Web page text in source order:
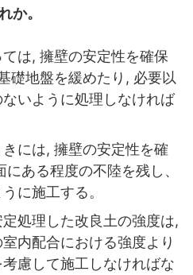
か。
は, 擁壁の安定性を確保
礎地盤を緩めたり, 必要以
ないように処理しなければ
には, 擁壁の安定性を確
ある程度の不陸を残し、
に施工する。
処理した改良土の強度は,
内配合における強度より
慮して施工しなければな